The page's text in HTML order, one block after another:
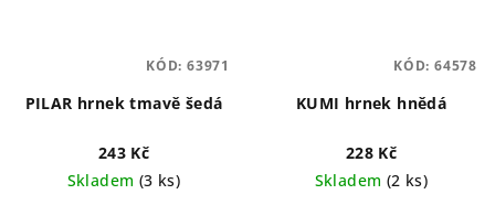
PILAR hrnek tmavě šedá
243 Kč
Skladem (3 ks)
KÓD: 63971
KUMI hrnek hnědá
228 Kč
Skladem (2 ks)
KÓD: 64578